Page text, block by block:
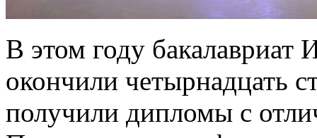
В этом году бакалавриат
окончили четырнадцать
получили дипломы с